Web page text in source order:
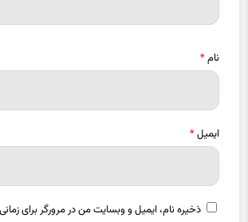
ایمیل*
ذخیره نام، ایمیل و وبسایت من در مرورگر برای
می‌نویسم.